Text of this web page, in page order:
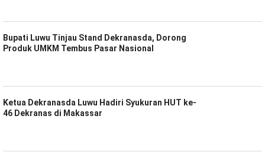
Bupati Luwu Tinjau Stand Dekranasda, Dorong
Produk UMKM Tembus Pasar Nasional
Ketua Dekranasda Luwu Hadiri Syukuran HUT ke-
46 Dekranas di Makassar